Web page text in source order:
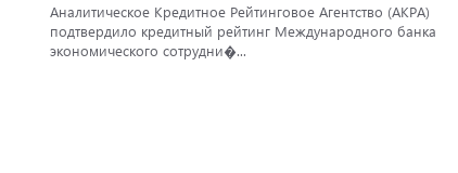
Аналитическое Кредитное Рейтинговое Агентство (АКРА)
подтвердило кредитный рейтинг Международного банка
экономического сотрудни�...